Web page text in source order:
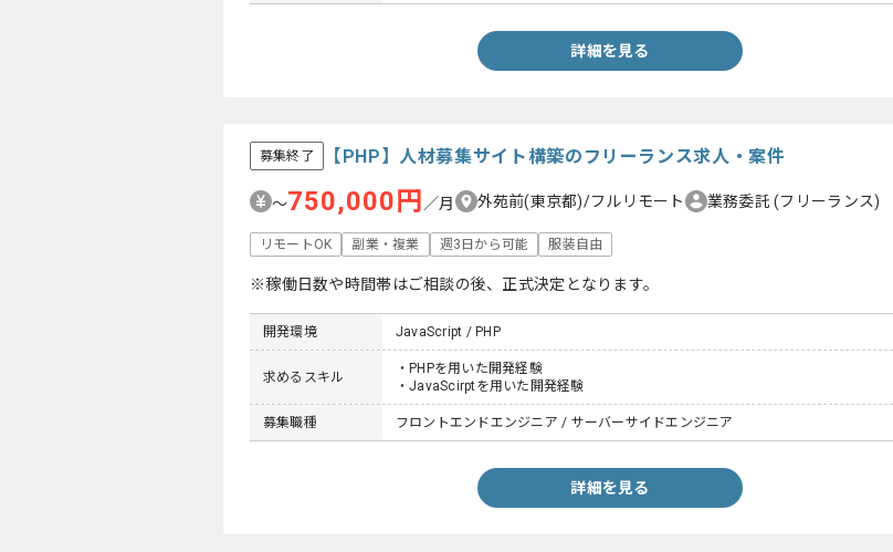
詳細を見る
募集終了 【PHP】人材募集サイト構築のフリーランス求人・案件
〜750,000円 ／月 外苑前(東京都)/フルリモート 業務委託(フリーランス)
リモートOK 副業・複業 週3日から可能 服装自由
※稼働日数や時間帯はご相談の後、正式決定となります。
開発環境 JavaScript / PHP
求めるスキル
・PHPを用いた開発経験
・JavaScirptを用いた開発経験
募集職種 フロントエンドエンジニア / サーバーサイドエンジニア
詳細を見る